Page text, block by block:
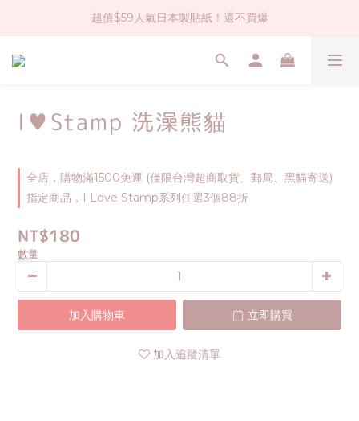
社群大人氣！各種有趣的打洞器
超值$59人氣日本製貼紙！還不買爆
全店$1500免運(台灣地區)
I♥Stamp 洗澡熊貓
全店，購物滿1500免運 (僅限台灣超商取貨、郵局、黑貓寄送)
指定商品，I Love Stamp系列任選3個88折
NT$180
數量
加入購物車 立即購買
加入追蹤清單